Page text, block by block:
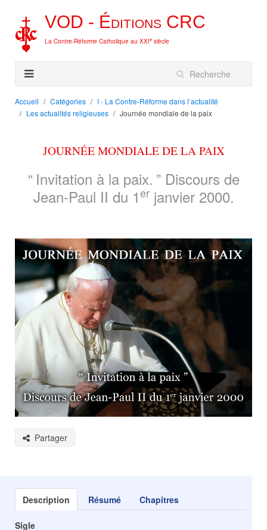
VOD - Éditions CRC
La Contre-Réforme Catholique au XXIe siècle
Accueil Catégories
I - La Contre-Réforme dans l’actualité
Les actualités religieuses
Journée mondiale de la paix
JOURNÉE MONDIALE DE LA PAIX
“ Invitation à la paix. ” Discours de
Jean-Paul II du 1erjanvier 2000.
Partager
Description Résumé Chapitres
Sigle